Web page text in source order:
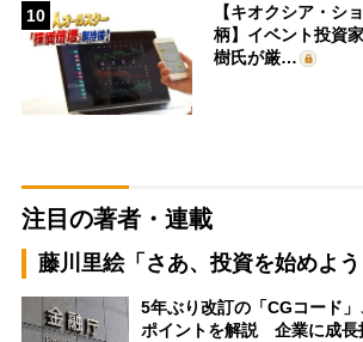
10
【キオクシア・シ
柄】イベント投資
樹氏が厳…
注目の著者・連載
藤川里絵「さあ、投資を始めよう
5年ぶり改訂の「CGコード
ポイントを解説 企業に成長